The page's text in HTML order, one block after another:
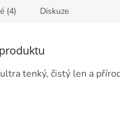
(4) Diskuze
tenký, čistý len a